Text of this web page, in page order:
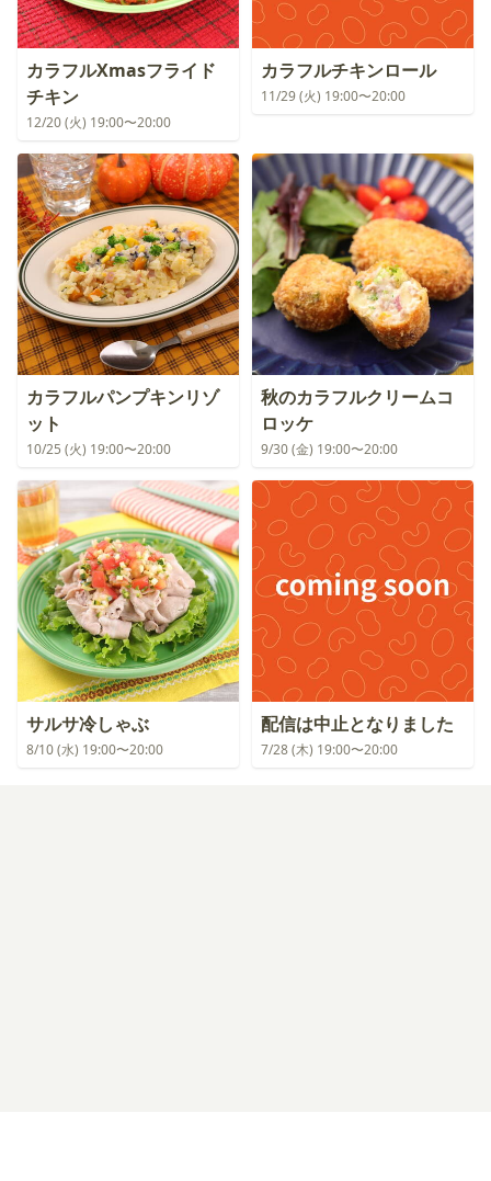
カラフルXmasフライド
チキン
12/20 (火) 19:00〜20:00
カラフルチキンロール
11/29 (火) 19:00〜20:00
カラフルパンプキンリゾ
ット
10/25 (火) 19:00〜20:00
秋のカラフルクリームコ
ロッケ
9/30 (金) 19:00〜20:00
サルサ冷しゃぶ
8/10 (水) 19:00〜20:00
配信は中止となりました
7/28 (木) 19:00〜20:00